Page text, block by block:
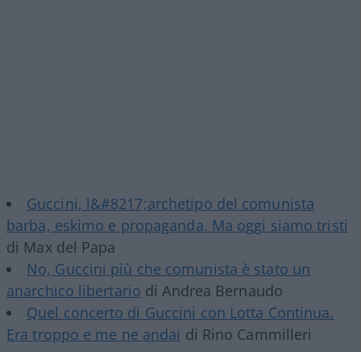
Guccini, l&#8217;archetipo del comunista
barba, eskimo e propaganda. Ma oggi siamo tristi
di Max del Papa
No, Guccini più che comunista è stato un
anarchico libertario di Andrea Bernaudo
Quel concerto di Guccini con Lotta Continua.
Era troppo e me ne andai di Rino Cammilleri